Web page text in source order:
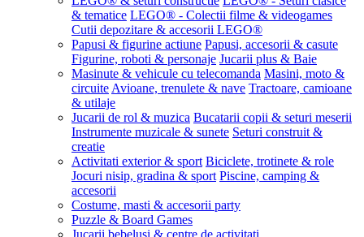
& tematice LEGO® - Colectii filme & videogames
Cutii depozitare & accesorii LEGO®
Papusi & figurine actiune Papusi, accesorii & casute
Figurine, roboti & personaje Jucarii plus & Baie
Masinute & vehicule cu telecomanda Masini, moto &
circuite Avioane, trenulete & nave Tractoare, camioane
& utilaje
Jucarii de rol & muzica Bucatarii copii & seturi meserii
Instrumente muzicale & sunete Seturi construit &
creatie
Activitati exterior & sport Biciclete, trotinete & role
Jocuri nisip, gradina & sport Piscine, camping &
accesorii
Costume, masti & accesorii party
Puzzle & Board Games
Jucarii bebelusi & centre de activitati